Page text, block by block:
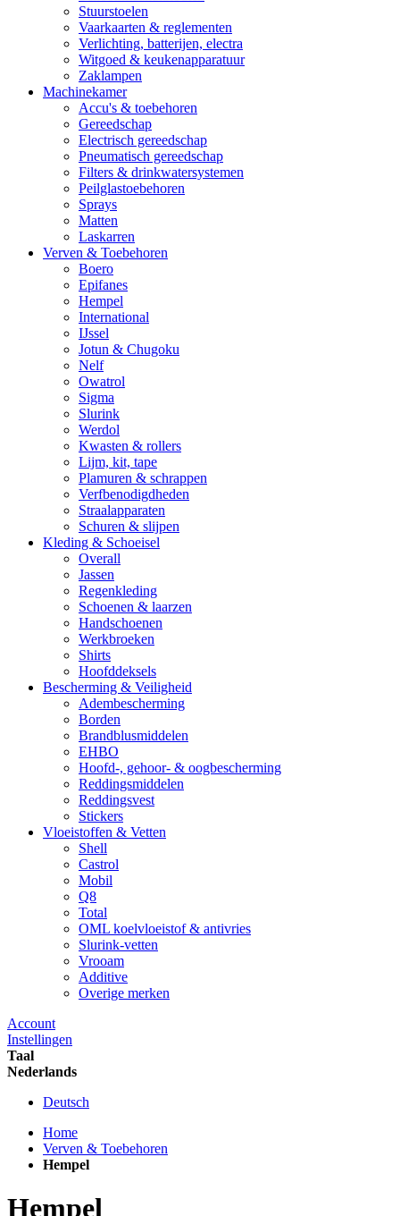
Stuurstoelen
Vaarkaarten & reglementen
Verlichting, batterijen, electra
Witgoed & keukenapparatuur
Zaklampen
Machinekamer
Accu's & toebehoren
Gereedschap
Electrisch gereedschap
Pneumatisch gereedschap
Filters & drinkwatersystemen
Peilglastoebehoren
Sprays
Matten
Laskarren
Verven & Toebehoren
Boero
Epifanes
Hempel
International
IJssel
Jotun & Chugoku
Nelf
Owatrol
Sigma
Slurink
Werdol
Kwasten & rollers
Lijm, kit, tape
Plamuren & schrappen
Verfbenodigdheden
Straalapparaten
Schuren & slijpen
Kleding & Schoeisel
Overall
Jassen
Regenkleding
Schoenen & laarzen
Handschoenen
Werkbroeken
Shirts
Hoofddeksels
Bescherming & Veiligheid
Adembescherming
Borden
Brandblusmiddelen
EHBO
Hoofd-, gehoor- & oogbescherming
Reddingsmiddelen
Reddingsvest
Stickers
Vloeistoffen & Vetten
Shell
Castrol
Mobil
Q8
Total
OML koelvloeistof & antivries
Slurink-vetten
Vrooam
Additive
Overige merken
Account
Instellingen
Taal
Nederlands
Deutsch
Home
Verven & Toebehoren
Hempel
Hempel